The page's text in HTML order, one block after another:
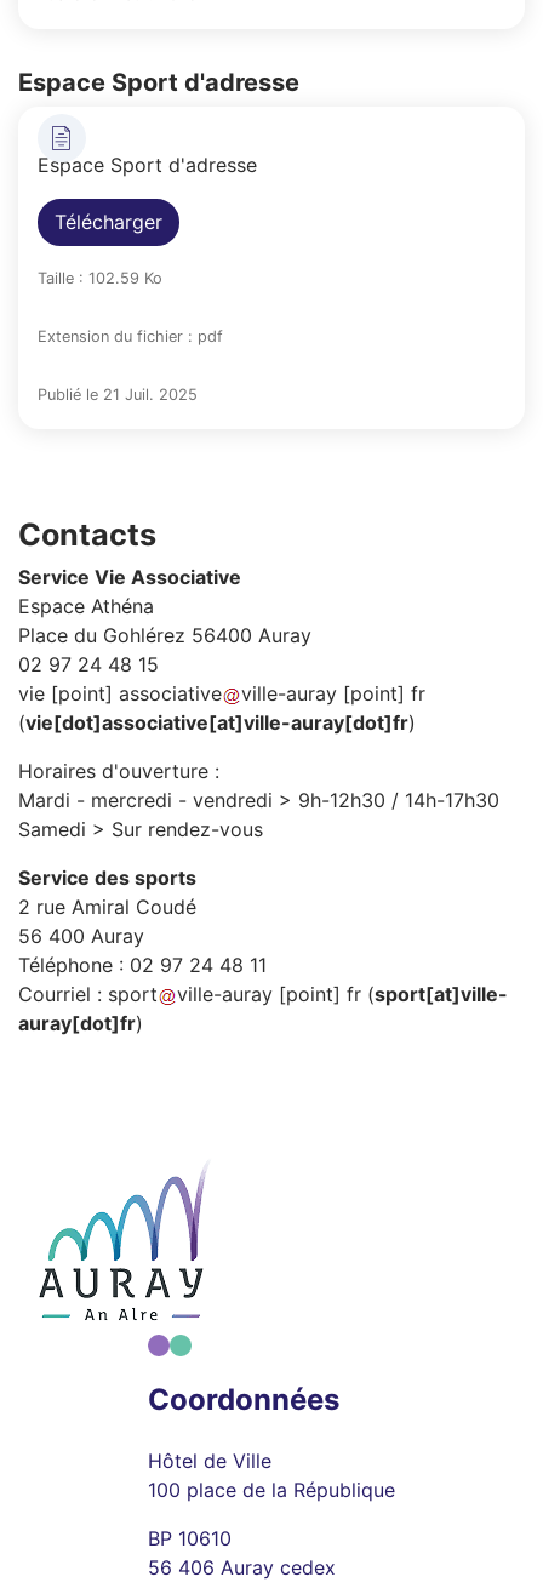
Espace Sport d'adresse
Espace Sport d'adresse
Télécharger
Taille : 102.59 Ko
Extension du fichier : pdf
Publié le 21 Juil. 2025
Contacts
Service Vie Associative
Espace Athéna
Place du Gohlérez 56400 Auray
02 97 24 48 15
vie [point] associative ville-auray [point] fr
(vie[dot]associative[at]ville-auray[dot]fr)
Horaires d'ouverture :
Mardi - mercredi - vendredi > 9h-12h30 / 14h-17h30
Samedi > Sur rendez-vous
Service des sports
2 rue Amiral Coudé
56 400 Auray
Téléphone : 02 97 24 48 11
Courriel : sport ville-auray [point] fr (sport[at]ville-
auray[dot]fr)
Coordonnées
Hôtel de Ville
100 place de la République
BP 10610
56 406 Auray cedex